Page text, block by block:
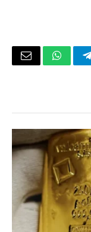
تيلقرامواتسابالبريد